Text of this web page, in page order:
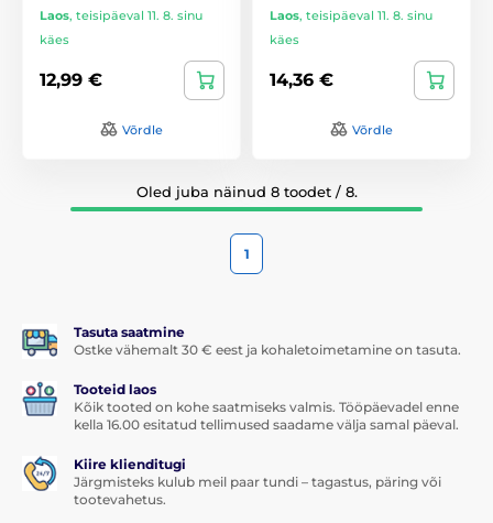
Laos, teisipäeval 11. 8. sinu
käes
12,99 €
Võrdle
Laos, teisipäeval 11. 8. sinu
käes
14,36 €
Võrdle
Oled juba näinud 8 toodet / 8.
1
Tasuta saatmine
Ostke vähemalt 30 € eest ja kohaletoimetamine on tasuta.
Tooteid laos
Kõik tooted on kohe saatmiseks valmis. Tööpäevadel enne
kella 16.00 esitatud tellimused saadame välja samal päeval.
Kiire klienditugi
Järgmisteks kulub meil paar tundi – tagastus, päring või
tootevahetus.